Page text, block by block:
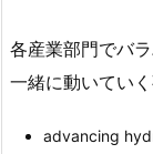
各産業部門でバ
一緒に動いてい
advancing